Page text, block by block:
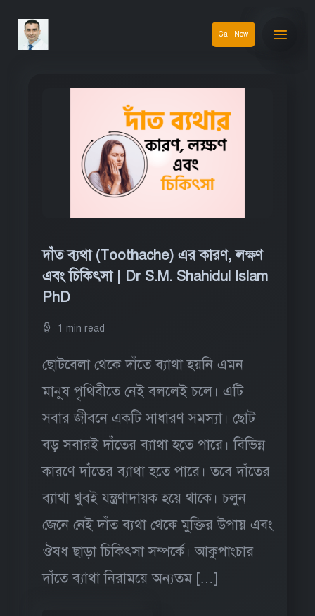
Call Now
দাঁত ব্যথা (Toothache) এর কারণ, লক্ষণ
এবং চিকিৎসা | Dr S.M. Shahidul Islam
PhD
1 min read
ছোটবেলা থেকে দাঁতে ব্যাথা হয়নি এমন
মানুষ পৃথিবীতে নেই বললেই চলে। এটি
সবার জীবনে একটি সাধারণ সমস্যা। ছোট
বড় সবারই দাঁতের ব্যাথা হতে পারে। বিভিন্ন
কারণে দাঁতের ব্যাথা হতে পারে। তবে দাঁতের
ব্যাথা খুবই যন্ত্রণাদায়ক হয়ে থাকে। চলুন
জেনে নেই দাঁত ব্যথা থেকে মুক্তির উপায় এবং
ঔষধ ছাড়া চিকিৎসা সম্পর্কে। আকুপাংচার
দাঁতে ব্যাথা নিরাময়ে অন্যতম […]